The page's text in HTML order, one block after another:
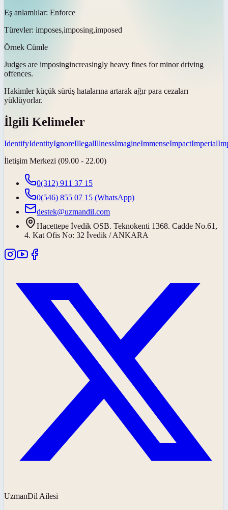
Eş anlamlılar: Enforce
Türevler: imposes,imposing,imposed
Örnek Cümle
Judges are imposingincreasingly heavy fines for minor driving
offences.
Hakimler küçük sürüş hatalarına artarak ağır para cezaları
yüklüyorlar.
İlgili Kelimeler
IdentifyIdentityIgnoreIllegalIllnessImagineImmenseImpactImperial
İletişim Merkezi (09.00 - 22.00)
0(312) 911 37 15
0(546) 855 07 15 (WhatsApp)
destek@uzmandil.com
Hacettepe İvedik OSB. Teknokenti 1368. Cadde No.61,
4. Kat Ofis No: 32 İvedik / ANKARA
UzmanDil Ailesi